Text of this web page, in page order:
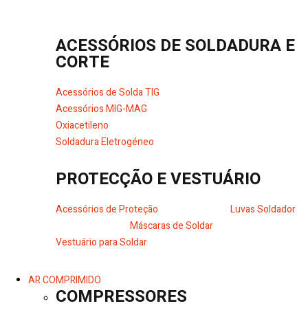
ACESSÓRIOS DE SOLDADURA E
CORTE
Acessórios de Solda TIG
Acessórios MIG-MAG
Oxiacetileno
Soldadura Eletrogéneo
PROTECÇÃO E VESTUÁRIO
Acessórios de Proteção
Luvas Soldador
Máscaras de Soldar
Vestuário para Soldar
AR COMPRIMIDO
COMPRESSORES